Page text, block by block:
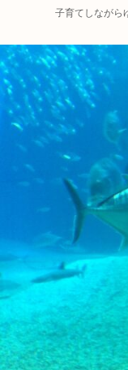
子育てしながら